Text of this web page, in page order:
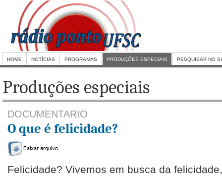
HOME NOTÍCIAS PROGRAMAS PRODUÇÕES ESPECIAIS PESQUISAR NO
Produções especiais
DOCUMENTARIO
O que é felicidade?
Felicidade? Vivemos em busca da